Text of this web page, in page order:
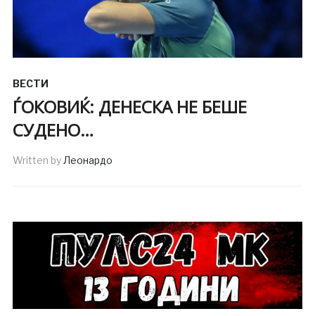
ВЕСТИ
ЃОКОВИЌ: ДЕНЕСКА НЕ БЕШЕ
СУДЕНО…
Written byЛеонардо